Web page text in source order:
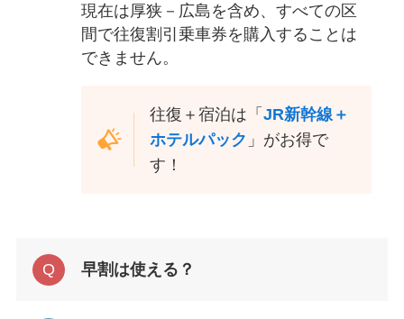
現在は厚狭－広島を含め、すべての区
間で往復割引乗車券を購入することは
できません。
往復＋宿泊は「 JR新幹線＋
ホテルパック 」がお得で
す！
早割は使える？